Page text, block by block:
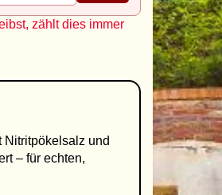
zählt dies immer
Nitritpökelsalz und
– für echten,